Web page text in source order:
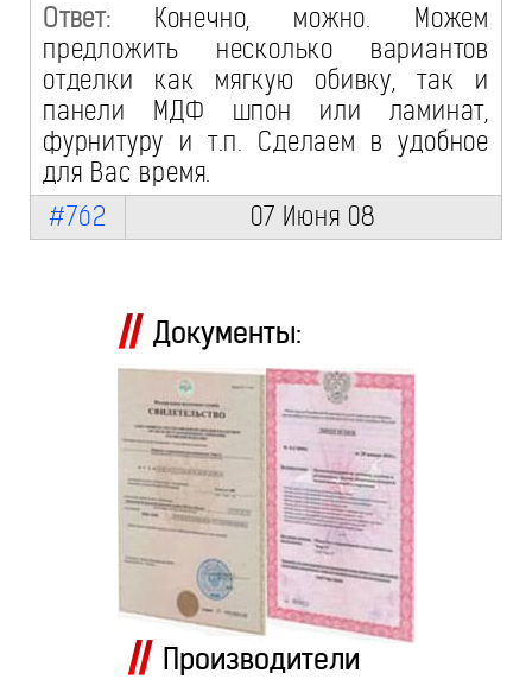
Ответ: Конечно, можно. Можем
предложить несколько вариантов
отделки как мягкую обивку, так и
панели МДФ шпон или ламинат,
фурнитуру и т.п. Сделаем в удобное
для Вас время.
#762
07 Июня 08
Документы:
Производители